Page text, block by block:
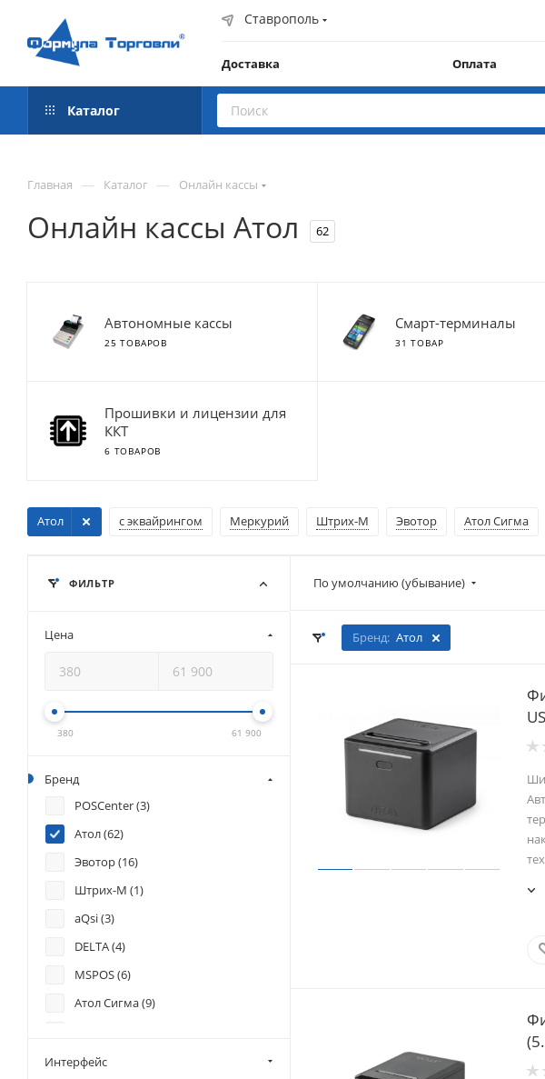
Ставрополь
Доставка Оплата
Каталог
Главная — Каталог — Онлайн кассы
Онлайн кассы Атол 62
Автономные кассы
25 ТОВАРОВ
Смарт-терминалы
31 ТОВАР
Прошивки и лицензии для
ККТ
6 ТОВАРОВ
с эквайрингом
Атол Меркурий Штрих-М Эвотор Атол Сигма
По умолчанию (убывание)
Бренд: Атол
ФИЛЬТР
Цена
380 61 900
Бренд
POSCenter (3)
Атол (62)
Эвотор (16)
Штрих-М (1)
aQsi (3)
DELTA (4)
MSPOS (6)
Атол Сигма (9)
Меркурий (
Интерфейс